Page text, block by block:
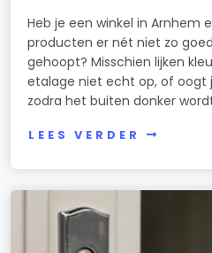
Heb je een winkel in Arnhem
producten er nét niet zo
gehoopt? Misschien lijken
etalage niet echt op, of oogt
zodra het buiten donker
LEES VERDER